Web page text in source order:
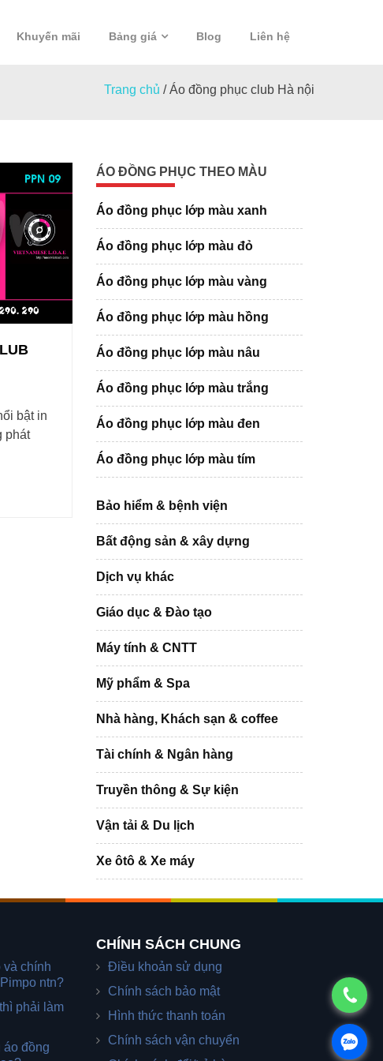
Khuyến mãi Bảng giá Blog Liên hệ
Trang chủ /Áo đồng phục club Hà nội
bật in
phát
ÁO ĐỒNG PHỤC THEO MÀU
Áo đồng phục lớp màu xanh
Áo đồng phục lớp màu đỏ
Áo đồng phục lớp màu vàng
Áo đồng phục lớp màu hồng
Áo đồng phục lớp màu nâu
Áo đồng phục lớp màu trắng
Áo đồng phục lớp màu đen
Áo đồng phục lớp màu tím
Bảo hiểm & bệnh viện
Bất động sản & xây dựng
Dịch vụ khác
Giáo dục & Đào tạo
Máy tính & CNTT
Mỹ phẩm & Spa
Nhà hàng, Khách sạn & coffee
Tài chính & Ngân hàng
Truyền thông & Sự kiện
Vận tải & Du lịch
Xe ôtô & Xe máy
chính
ntn?
phải làm
áo đồng
CHÍNH SÁCH CHUNG
Điều khoản sử dụng
Chính sách bảo mật
Hình thức thanh toán
Chính sách vận chuyển